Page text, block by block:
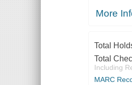
More
Total
Total
Including
MARC